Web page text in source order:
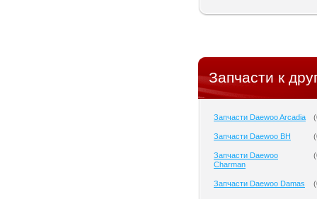
Запчасти к
Запчасти Daewoo Arcadia (
Запчасти Daewoo BH (
Запчасти Daewoo
Charman
(
Запчасти Daewoo Damas (